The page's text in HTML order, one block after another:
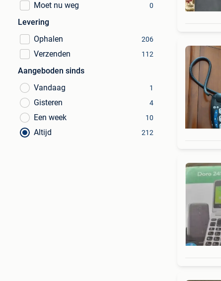
Moet nu weg
0
Levering
Ophalen
206
Verzenden 112
Aangeboden sinds
Vandaag
1
Gisteren 4
Een week 10
Altijd 212